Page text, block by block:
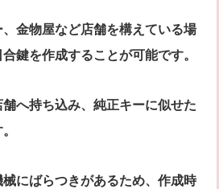
金物屋など店舗を構えている場
鍵を作成することが可能です。
へ持ち込み、純正キーに似せた
にばらつきがあるため、作成時